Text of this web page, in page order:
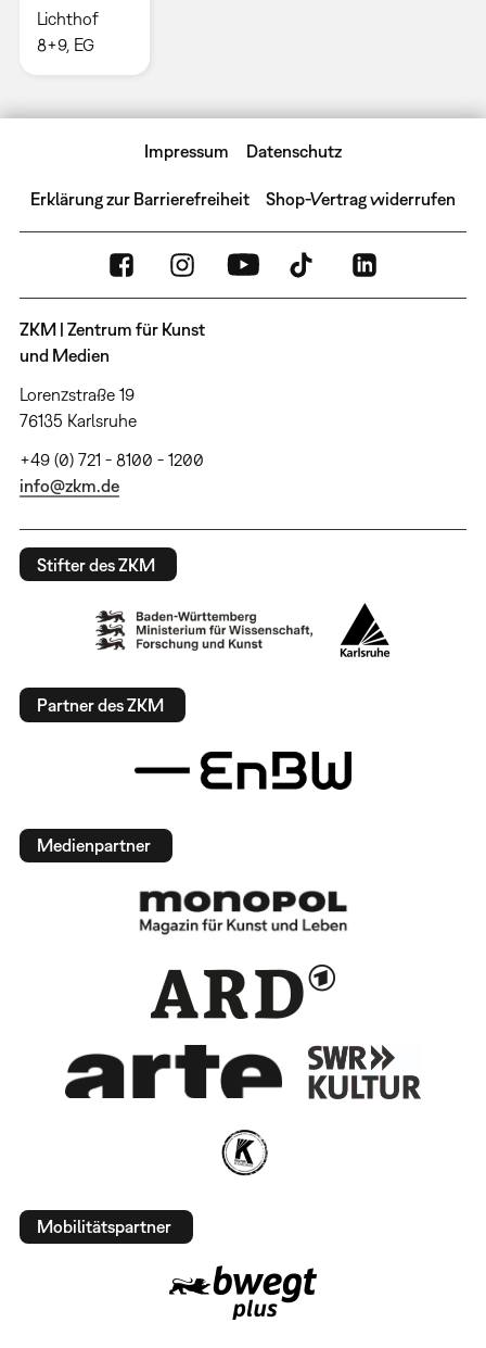
Lichthof
8+9, EG
Impressum Datenschutz
Erklärung zur Barrierefreiheit Shop-Vertrag widerrufen
ZKM | Zentrum für Kunst
und Medien
Lorenzstraße 19
76135 Karlsruhe
+49 (0) 721 - 8100 - 1200
info@zkm.de
Stifter des ZKM
Partner des ZKM
Medienpartner
Mobilitätspartner